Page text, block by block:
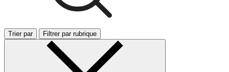
Trier par Filtrer par rubrique